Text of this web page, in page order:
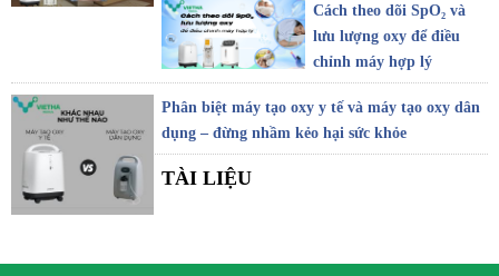
Cách theo dõi SpO₂ và
lưu lượng oxy để điều
chỉnh máy hợp lý
Phân biệt máy tạo oxy y tế và máy tạo oxy dân
dụng – đừng nhầm kẻo hại sức khỏe
TÀI LIỆU